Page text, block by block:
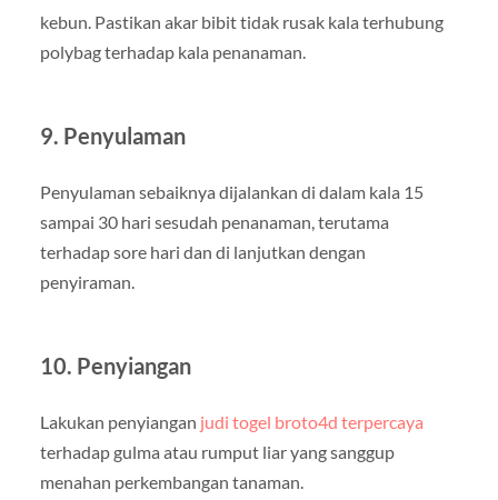
kebun. Pastikan akar bibit tidak rusak kala terhubung
polybag terhadap kala penanaman.
9. Penyulaman
Penyulaman sebaiknya dijalankan di dalam kala 15
sampai 30 hari sesudah penanaman, terutama
terhadap sore hari dan di lanjutkan dengan
penyiraman.
10. Penyiangan
Lakukan penyiangan judi togel broto4d terpercaya
terhadap gulma atau rumput liar yang sanggup
menahan perkembangan tanaman.